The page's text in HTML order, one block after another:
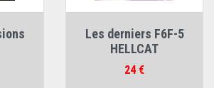
Les derniers F6F-5
HELLCAT
Prix
24 €